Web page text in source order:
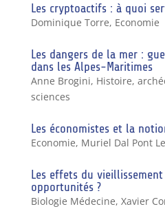
Les cryptoactifs : à quoi
Dominique Torre, Economie
Les dangers de la mer :
dans les Alpes-Maritimes
Anne Brogini, Histoire,
sciences
Les économistes et la
Economie, Muriel Dal Pont
Les effets du
opportunités ?
Biologie Médecine, Xavier